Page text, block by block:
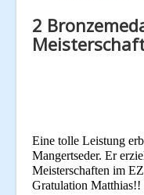
Hobby
Galerie
2
Eine tolle Leistung
Mangertseder. Er
Meisterschaften im
Gratulation Matthias!!